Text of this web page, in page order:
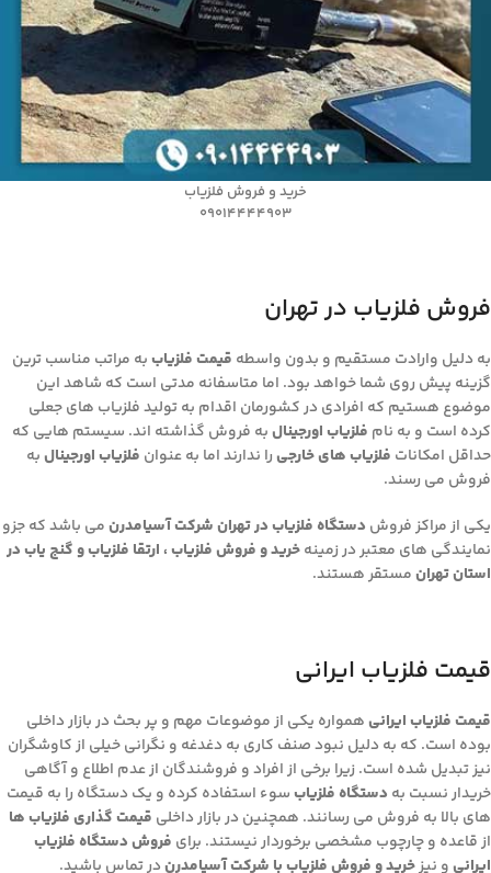
خرید و فروش فلزیاب
09014444903
فروش فلزیاب در تهران
به دلیل وارادت مستقیم و بدون واسطه قیمت فلزیاببه مراتب مناسب ترین
گزینه پیش روی شما خواهد بود. اما متاسفانه مدتی است که شاهد این
موضوع هستیم که افرادی در کشورمان اقدام به تولید فلزیاب های جعلی
کرده است و به نام فلزیاب اورجینالبه فروش گذاشته اند. سیستم هایی که
حداقل امکانات فلزیاب های خارجیرا ندارند اما به عنوان فلزیاب اورجینالبه
فروش می رسند.
یکی از مراکز فروش دستگاه فلزیاب در تهران شرکت آسیامدرنمی باشد که جزو
نمایندگی های معتبر در زمینهخرید و فروش فلزیاب ، ارتقا فلزیاب و گنج یاب در
استان تهرانمستقر هستند.
قیمت فلزیاب ایرانی
قیمت فلزیاب ایرانیهمواره یکی از موضوعات مهم و پر بحث در بازار داخلی
بوده است. که به دلیل نبود صنف کاری به دغدغه و نگرانی خیلی از کاوشگران
نیز تبدیل شده است. زیرا برخی از افراد و فروشندگان از عدم اطلاع و آگاهی
خریدار نسبت به دستگاه فلزیابسوء استفاده کرده و یک دستگاه را به قیمت
های بالا به فروش می رسانند. همچنین در بازار داخلی قیمت گذاری فلزیاب ها
از قاعده و چارچوب مشخصی برخوردار نیستند. برای فروش دستگاه فلزیاب
ایرانیو نیزخرید و فروش فلزیاب با شرکت آسیامدرندر تماس باشید.